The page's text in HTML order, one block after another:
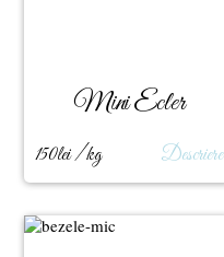
Mini Ecler
150lei / kg Descriere